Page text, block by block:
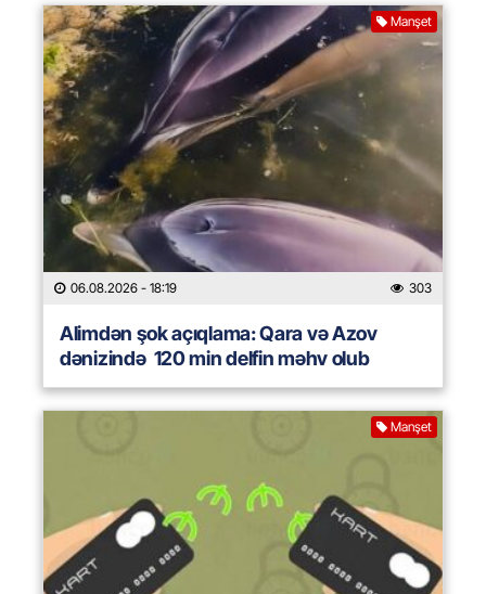
Manşet
06.08.2026 - 18:19 303
Alimdən şok açıqlama: Qara və Azov
dənizində 120 min delfin məhv olub
Manşet